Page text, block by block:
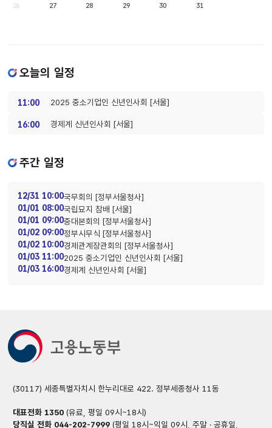
26 27 28 29 30 31
오늘의 일정
11:00 2025 중소기업인 신년인사회 [서울]
16:00 경제계 신년인사회 [서울]
주간 일정
12/31 10:00국무회의 [정부서울청사]
01/01 08:00국립묘지 참배 [서울]
01/01 09:00중대본회의 [정부서울청사]
01/02 09:00정부시무식 [정부서울청사]
01/02 10:00경제관계장관회의 [정부서울청사]
01/03 11:002025 중소기업인 신년인사회 [서울]
01/03 16:00경제계 신년인사회 [서울]
(30117) 세종특별자치시 한누리대로 422. 정부세종청사 11동
대표전화 1350(유료, 평일 09시~18시)
당직실 전화 044-202-7999(평일 18시~익일 09시, 주말 · 공휴일,